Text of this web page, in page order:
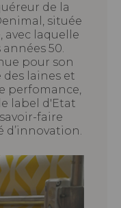
de la
située
avec laquelle
50.
pour son
des laines et
perfomance,
label d'Etat
faire
d’innovation.